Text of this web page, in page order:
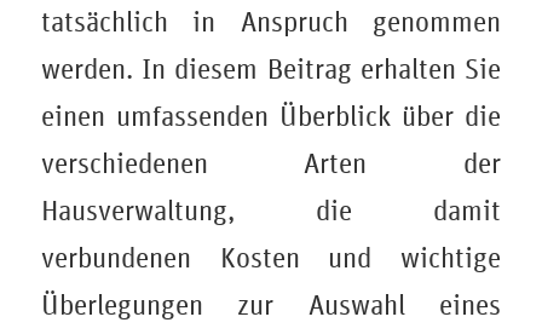
tatsächlich in Anspruch genommen
werden. In diesem Beitrag erhalten Sie
einen umfassenden Überblick über die
verschiedenen Arten der
Hausverwaltung, die damit
verbundenen Kosten und wichtige
Überlegungen zur Auswahl eines